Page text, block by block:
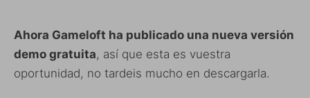
Ahora Gameloft ha publicado una nueva versión
demo gratuita, así que esta es vuestra
oportunidad, no tardeis mucho en descargarla.